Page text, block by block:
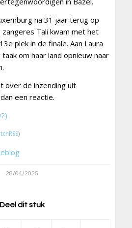
na 31 jaar terug op
Tali kwam met het
plek in de finale. Aan Laura
om haar land opnieuw naar
over de inzending uit
een reactie.
)
28/04/2025
Deel dit stuk